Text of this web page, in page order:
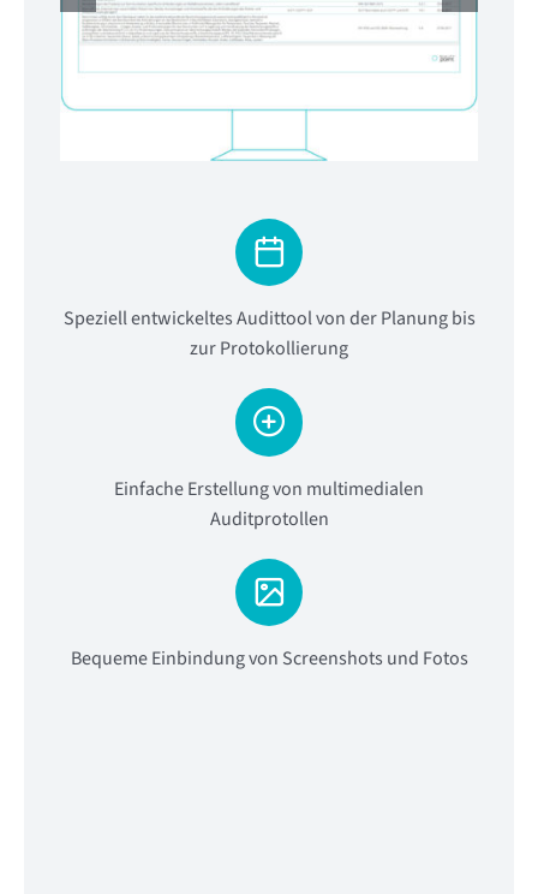
Speziell entwickeltes Audittool von der Planung bis
zur Protokollierung
Einfache Erstellung von multimedialen
Auditprotollen
Bequeme Einbindung von Screenshots und Fotos